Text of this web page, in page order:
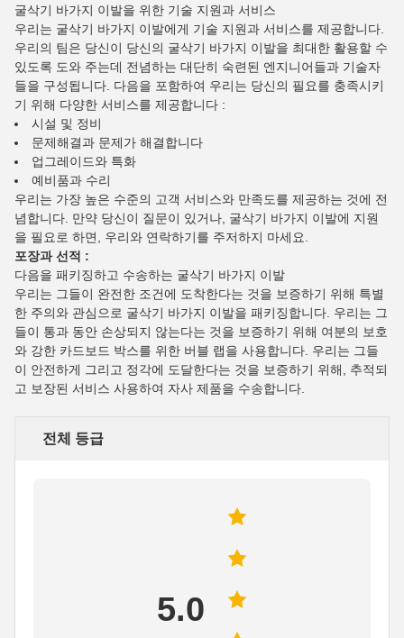
굴삭기 바가지 이발을 위한 기술 지원과 서비스
우리는 굴삭기 바가지 이발에게 기술 지원과 서비스를 제공합니다.
우리의 팀은 당신이 당신의 굴삭기 바가지 이발을 최대한 활용할 수
있도록 도와 주는데 전념하는 대단히 숙련된 엔지니어들과 기술자
들을 구성됩니다. 다음을 포함하여 우리는 당신의 필요를 충족시키
기 위해 다양한 서비스를 제공합니다 :
시설 및 정비
문제해결과 문제가 해결합니다
업그레이드와 특화
예비품과 수리
우리는 가장 높은 수준의 고객 서비스와 만족도를 제공하는 것에 전
념합니다. 만약 당신이 질문이 있거나, 굴삭기 바가지 이발에 지원
을 필요로 하면, 우리와 연락하기를 주저하지 마세요.
포장과 선적 :
다음을 패키징하고 수송하는 굴삭기 바가지 이발
우리는 그들이 완전한 조건에 도착한다는 것을 보증하기 위해 특별
한 주의와 관심으로 굴삭기 바가지 이발을 패키징합니다. 우리는 그
들이 통과 동안 손상되지 않는다는 것을 보증하기 위해 여분의 보호
와 강한 카드보드 박스를 위한 버블 랩을 사용합니다. 우리는 그들
이 안전하게 그리고 정각에 도달한다는 것을 보증하기 위해, 추적되
고 보장된 서비스 사용하여 자사 제품을 수송합니다.
전체 등급
5.0